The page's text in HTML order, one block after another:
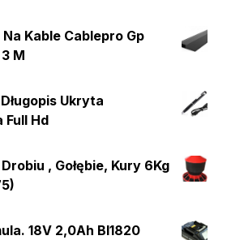
Na Kable Cablepro Gp
M
Ukryta
Full Hd
, Gołębie, Kury 6Kg
18V 2,0Ah Bl1820